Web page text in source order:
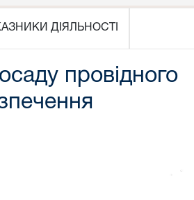
ДІЯЛЬНОСТІ
провідного